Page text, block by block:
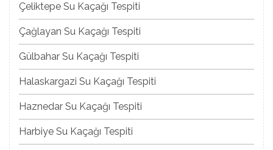
Çeliktepe Su Kaçağı Tespiti
Çağlayan Su Kaçağı Tespiti
Gülbahar Su Kaçağı Tespiti
Halaskargazi Su Kaçağı Tespiti
Haznedar Su Kaçağı Tespiti
Harbiye Su Kaçağı Tespiti